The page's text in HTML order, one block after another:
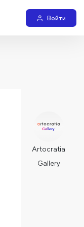
Войти
Artocratia
Gallery